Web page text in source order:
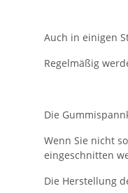
Auch in einigen
Regelmäßig
Die
Wenn Sie nicht
eingeschnitten
Die Herstellung